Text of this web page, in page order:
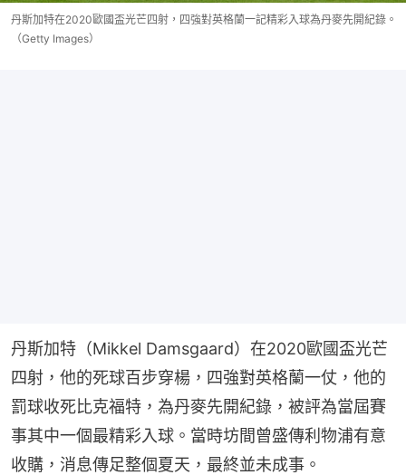
丹斯加特在2020歐國盃光芒四射，四強對英格蘭一記精彩入球為丹麥先開紀錄。
（Getty Images）
丹斯加特（Mikkel Damsgaard）在2020歐國盃光芒
四射，他的死球百步穿楊，四強對英格蘭一仗，他的
罰球收死比克福特，為丹麥先開紀錄，被評為當屆賽
事其中一個最精彩入球。當時坊間曾盛傳利物浦有意
收購，消息傳足整個夏天，最終並未成事。